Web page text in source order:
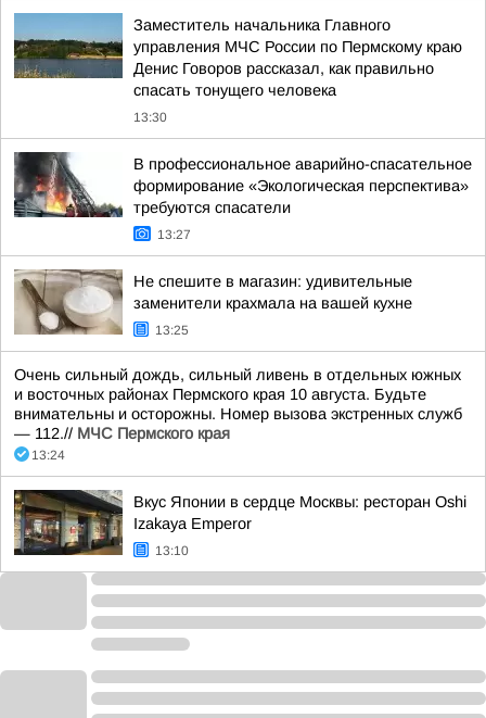
Заместитель начальника Главного
управления МЧС России по Пермскому краю
Денис Говоров рассказал, как правильно
спасать тонущего человека
13:30
В профессиональное аварийно-спасательное
формирование «Экологическая перспектива»
требуются спасатели
13:27
Не спешите в магазин: удивительные
заменители крахмала на вашей кухне
13:25
Очень сильный дождь, сильный ливень в отдельных южных
и восточных районах Пермского края 10 августа. Будьте
внимательны и осторожны. Номер вызова экстренных служб
— 112.// МЧС Пермского края
13:24
Вкус Японии в сердце Москвы: ресторан Oshi
Izakaya Emperor
13:10